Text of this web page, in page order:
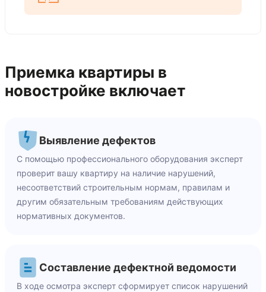
Приемка квартиры в
новостройке включает
Выявление дефектов
С помощью профессионального оборудования эксперт
проверит вашу квартиру на наличие нарушений,
несоответствий строительным нормам, правилам и
другим обязательным требованиям действующих
нормативных документов.
Составление дефектной ведомости
В ходе осмотра эксперт сформирует список нарушений